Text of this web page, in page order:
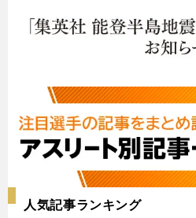
人気記事ランキング